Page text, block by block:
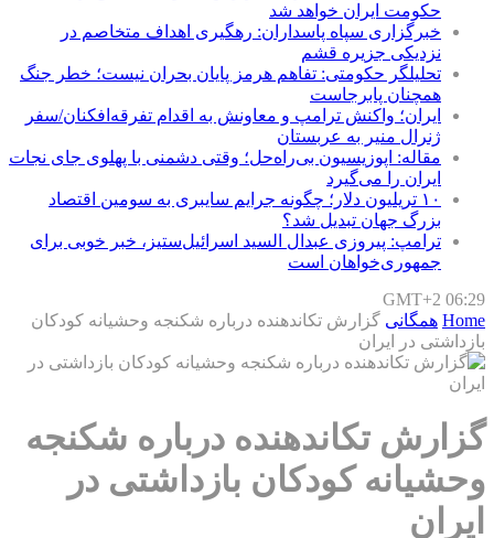
حکومت ایران خواهد شد
خبرگزاری سپاه پاسداران: رهگیری اهداف متخاصم در
نزدیکی جزیره قشم
تحلیلگر حکومتی: تفاهم هرمز پایان بحران نیست؛ خطر جنگ
همچنان پابرجاست
ایران؛ واکنش ترامپ و معاونش به اقدام تفرقه‌افکنان/سفر
ژنرال منیر به عربستان
مقاله: اپوزیسیون بی‌راه‌حل؛ وقتی دشمنی با پهلوی جای نجات
ایران را می‌گیرد
۱۰ تریلیون دلار؛ چگونه جرایم سایبری به سومین اقتصاد
بزرگ جهان تبدیل شد؟
ترامپ: پیروزی عبدال السید اسرائیل‌ستیز، خبر خوبی برای
جمهوری‌خواهان است
GMT+2 06:29
Home همگانی گزارش تکاندهنده درباره شکنجه وحشیانه کودکان
بازداشتی در ایران
گزارش تکاندهنده درباره شکنجه
وحشیانه کودکان بازداشتی در
ایران